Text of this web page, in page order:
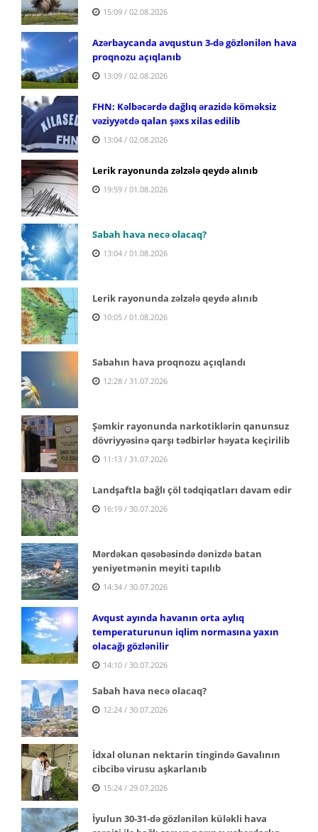
15:09 / 02.08.2026
Azərbaycanda avqustun 3-də gözlənilən hava
proqnozu açıqlanıb
13:09 / 02.08.2026
FHN: Kəlbəcərdə dağlıq ərazidə köməksiz
vəziyyətdə qalan şəxs xilas edilib
13:04 / 02.08.2026
Lerik rayonunda zəlzələ qeydə alınıb
19:59 / 01.08.2026
Sabah hava necə olacaq?
13:04 / 01.08.2026
Lerik rayonunda zəlzələ qeydə alınıb
10:05 / 01.08.2026
Sabahın hava proqnozu açıqlandı
12:28 / 31.07.2026
Şəmkir rayonunda narkotiklərin qanunsuz
dövriyyəsinə qarşı tədbirlər həyata keçirilib
11:13 / 31.07.2026
Landşaftla bağlı çöl tədqiqatları davam edir
16:19 / 30.07.2026
Mərdəkan qəsəbəsində dənizdə batan
yeniyetmənin meyiti tapılıb
14:34 / 30.07.2026
Avqust ayında havanın orta aylıq
temperaturunun iqlim normasına yaxın
olacağı gözlənilir
14:10 / 30.07.2026
Sabah hava necə olacaq?
12:24 / 30.07.2026
İdxal olunan nektarin tingində Gavalının
cibcibə virusu aşkarlanıb
15:24 / 29.07.2026
İyulun 30-31-də gözlənilən küləkli hava